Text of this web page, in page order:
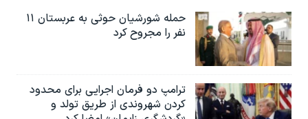
حمله شورشیان حوثی به عربستان ۱۱
نفر را مجروح کرد
ترامپ دو فرمان اجرایی برای محدود
کردن شهروندی از طریق تولد و